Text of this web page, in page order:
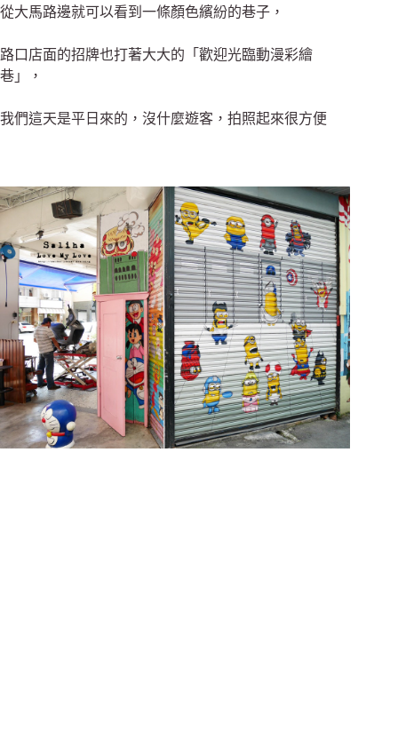
從大馬路邊就可以看到一條顏色繽紛的巷子，
路口店面的招牌也打著大大的「歡迎光臨動漫彩繪
巷」，
我們這天是平日來的，沒什麼遊客，拍照起來很方便